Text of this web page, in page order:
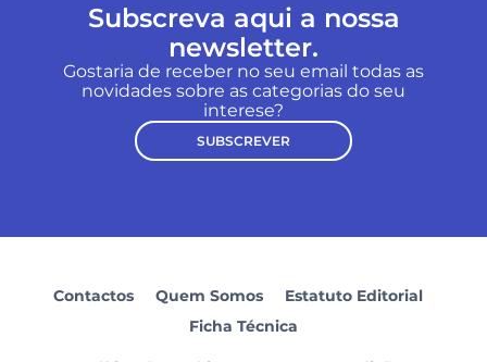
Subscreva aqui a nossa
newsletter.
Gostaria de receber no seu email todas as
novidades sobre as categorias do seu
interese?
SUBSCREVER
Contactos Quem Somos
Estatuto Editorial
Ficha Técnica